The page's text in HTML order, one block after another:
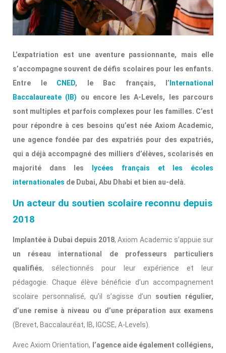
L’expatriation est une aventure passionnante, mais elle
s’accompagne souvent de défis scolaires pour les enfants.
Entre le CNED, le Bac français, l’ International
Baccalaureate (IB) ou encore les A-Levels, les parcours
sont multiples et parfois complexes pour les familles. C’est
pour répondre à ces besoins qu’est née Axiom Academic,
une agence fondée par des expatriés pour des expatriés,
qui a déjà accompagné des milliers d’élèves, scolarisés en
majorité dans les
lycées français et les écoles
internationales de Dubai, Abu Dhabi et bien au-delà.
Un acteur du soutien scolaire reconnu depuis
2018
Implantée à Dubai depuis 2018, Axiom Academic s’appuie sur
un réseau international de professeurs particuliers
qualifiés, sélectionnés pour leur expérience et leur
pédagogie. Chaque élève bénéficie d’un accompagnement
scolaire personnalisé, qu’il s’agisse d’un soutien régulier,
d’une remise à niveau ou d’une préparation aux examens
(Brevet, Baccalauréat, IB, IGCSE, A-Levels).
Avec Axiom Orientation, l’agence aide également collégiens,